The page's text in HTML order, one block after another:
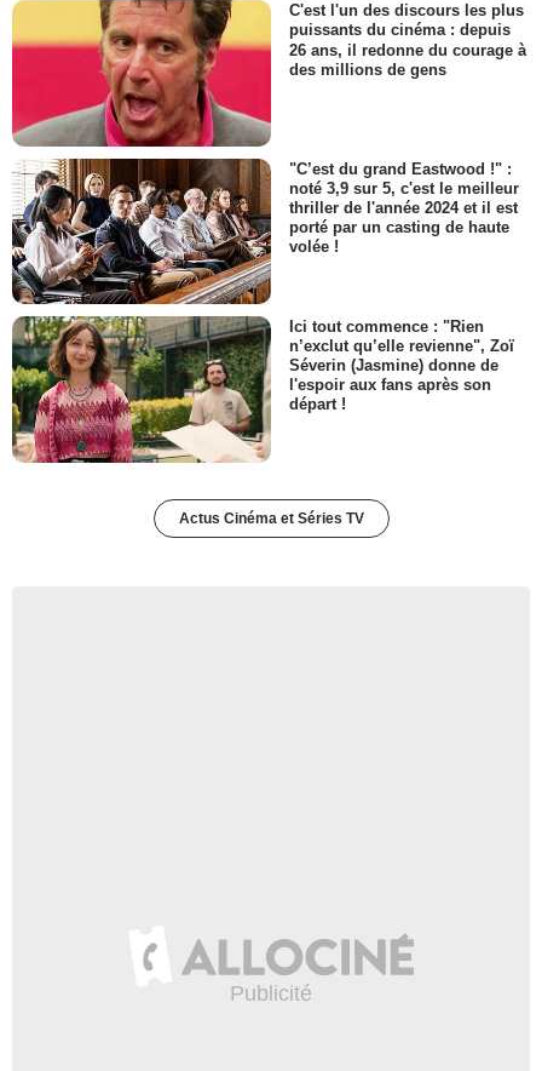
C'est l'un des discours les plus
puissants du cinéma : depuis
26 ans, il redonne du courage à
des millions de gens
"C’est du grand Eastwood !" :
noté 3,9 sur 5, c'est le meilleur
thriller de l'année 2024 et il est
porté par un casting de haute
volée !
Ici tout commence : "Rien
n’exclut qu’elle revienne", Zoï
Séverin (Jasmine) donne de
l'espoir aux fans après son
départ !
Actus Cinéma et Séries TV